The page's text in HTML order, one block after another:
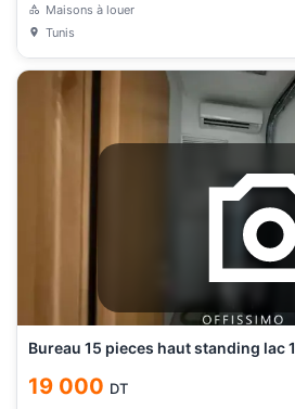
Maisons à louer
Tunis
Bureau 15 pieces haut standing lac 1
19 000 DT